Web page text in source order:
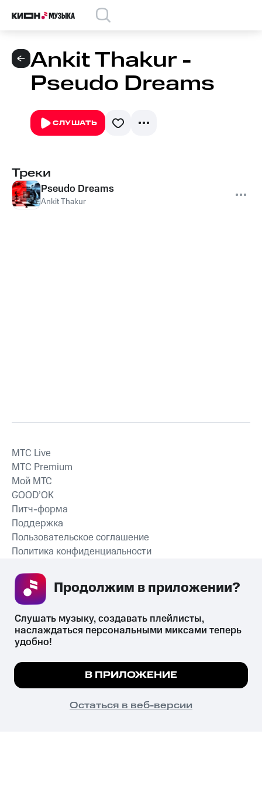
Ankit Thakur -
Pseudo Dreams
СЛУШАТЬ
Треки
Pseudo Dreams
Ankit Thakur
СКАЧАТЬ ПРИЛОЖЕНИЕ
MTС Live
MTС Premium
Мой МТС
GOOD’OK
Питч-форма
Поддержка
Пользовательское соглашение
Политика конфиденциальности
психотропных веществ, их аналогов причиняет вред здоровью,
их незаконный оборот запрещён и влечёт установленную
законодательством ответственность.
© 2026 ООО «КИОН».
Все права защищены
Мы используем куки, чтобы на сайте все
Подробнее
ПОНЯТНО
Слушать музыку, создавать плейлисты,
наслаждаться персональными миксами теперь
удобно!
В ПРИЛОЖЕНИЕ
Остаться в веб-версии